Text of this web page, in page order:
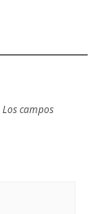
Los campos